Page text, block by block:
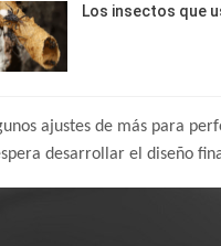
Los insectos que
ajustes de más para
desarrollar el diseño